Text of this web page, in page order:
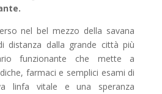
nel bel mezzo della savana
distanza dalla grande città più
funzionante che mette a
farmaci e semplici esami di
linfa vitale e una speranza